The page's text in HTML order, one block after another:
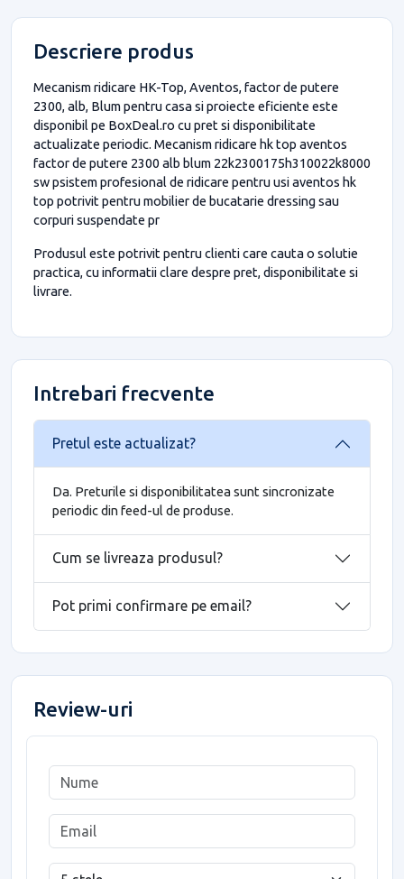
Descriere produs
Mecanism ridicare HK-Top, Aventos, factor de putere
2300, alb, Blum pentru casa si proiecte eficiente este
disponibil pe BoxDeal.ro cu pret si disponibilitate
actualizate periodic. Mecanism ridicare hk top aventos
factor de putere 2300 alb blum 22k2300175h310022k8000
sw psistem profesional de ridicare pentru usi aventos hk
top potrivit pentru mobilier de bucatarie dressing sau
corpuri suspendate pr
Produsul este potrivit pentru clienti care cauta o solutie
practica, cu informatii clare despre pret, disponibilitate si
livrare.
Intrebari frecvente
Pretul este actualizat?
Da. Preturile si disponibilitatea sunt sincronizate
periodic din feed-ul de produse.
Cum se livreaza produsul?
Pot primi confirmare pe email?
Review-uri